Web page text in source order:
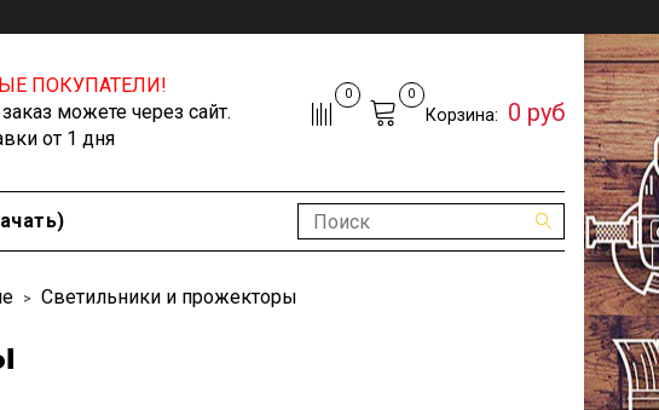
ПОКУПАТЕЛИ!
можете через сайт.
от 1 дня
0 0
Корзина: 0 руб
Светильники и прожекторы